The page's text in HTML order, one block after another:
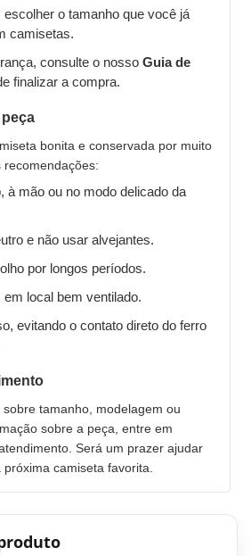
o tamanho que você já
camisetas.
consulte o nosso Guia de
finalizar a compra.
bonita e conservada por muito
recomendações:
à mão ou no modo delicado da
e não usar alvejantes.
por longos períodos.
local bem ventilado.
evitando o contato direto do ferro
tamanho, modelagem ou
sobre a peça, entre em
Será um prazer ajudar
camiseta favorita.